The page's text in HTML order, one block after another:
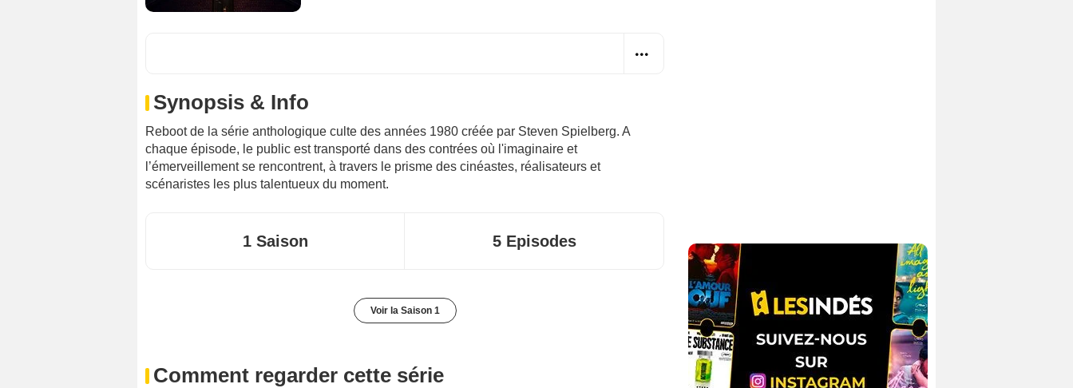
Synopsis & Info
Reboot de la série anthologique culte des années 1980 créée par Steven Spielberg. A
chaque épisode, le public est transporté dans des contrées où l'imaginaire et
l’émerveillement se rencontrent, à travers le prisme des cinéastes, réalisateurs et
scénaristes les plus talentueux du moment.
1 Saison 5 Episodes
Voir la Saison 1
Comment regarder cette série